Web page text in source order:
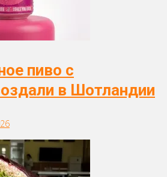
пиво с
в Шотландии